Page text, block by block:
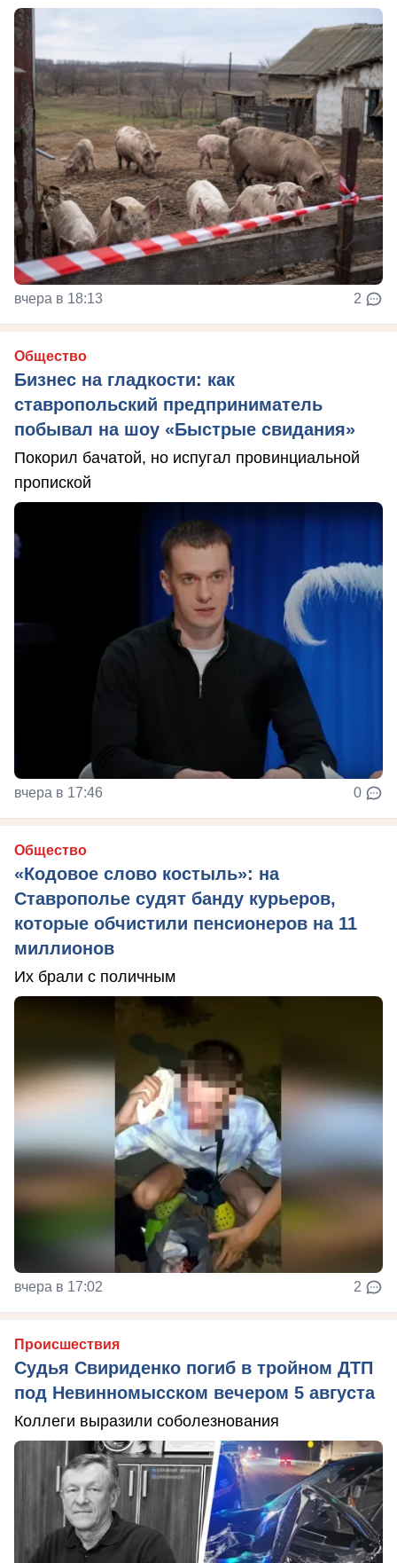
вчера в 18:13 2
Общество
Бизнес на гладкости: как
ставропольский предприниматель
побывал на шоу «Быстрые свидания»
Покорил бачатой, но испугал провинциальной
пропиской
вчера в 17:46 0
Общество
«Кодовое слово костыль»: на
Ставрополье судят банду курьеров,
которые обчистили пенсионеров на 11
миллионов
Их брали с поличным
вчера в 17:02 2
Происшествия
Судья Свириденко погиб в тройном ДТП
под Невинномысском вечером 5 августа
Коллеги выразили соболезнования